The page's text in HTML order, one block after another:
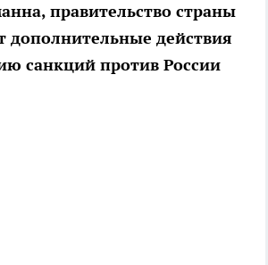
правительство страны
дополнительные действия
санкций против России